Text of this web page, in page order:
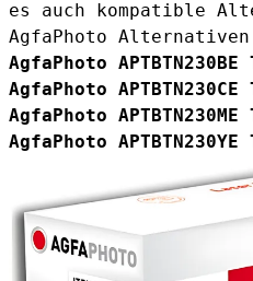
es auch kompatible
AgfaPhoto Alternativen
AgfaPhoto
AgfaPhoto
AgfaPhoto
AgfaPhoto